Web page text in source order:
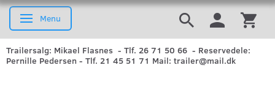
Skifte navigation
Menu
Trailersalg: Mikael Flasnes - Tlf. 26 71 50 66 - Reservedele:
Pernille Pedersen - Tlf. 21 45 51 71 Mail: trailer@mail.dk